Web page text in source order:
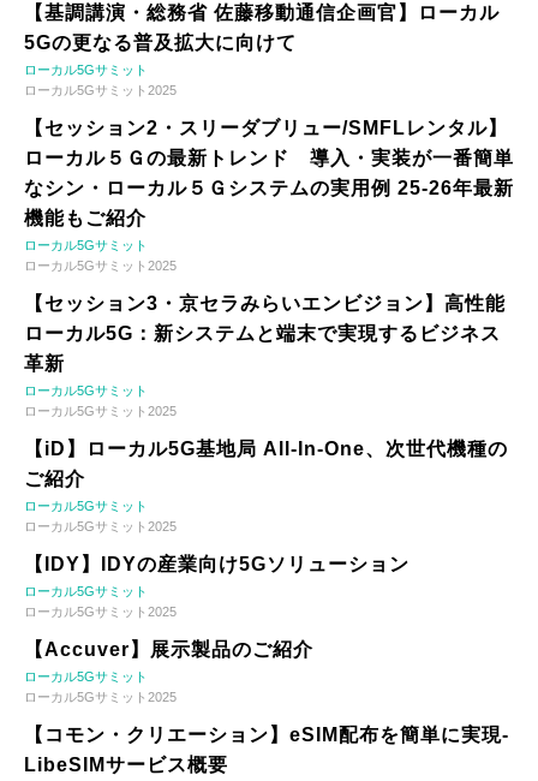
【基調講演・総務省 佐藤移動通信企画官】ローカル
5Gの更なる普及拡大に向けて
ローカル5Gサミット
ローカル5Gサミット2025
【セッション2・スリーダブリュー/SMFLレンタル】
ローカル５Ｇの最新トレンド 導入・実装が一番簡単
なシン・ローカル５Ｇシステムの実用例 25-26年最新
機能もご紹介
ローカル5Gサミット
ローカル5Gサミット2025
【セッション3・京セラみらいエンビジョン】高性能
ローカル5G：新システムと端末で実現するビジネス
革新
ローカル5Gサミット
ローカル5Gサミット2025
【iD】ローカル5G基地局 All-In-One、次世代機種の
ご紹介
ローカル5Gサミット
ローカル5Gサミット2025
【IDY】IDYの産業向け5Gソリューション
ローカル5Gサミット
ローカル5Gサミット2025
【Accuver】展示製品のご紹介
ローカル5Gサミット
ローカル5Gサミット2025
【コモン・クリエーション】eSIM配布を簡単に実現-
LibeSIMサービス概要